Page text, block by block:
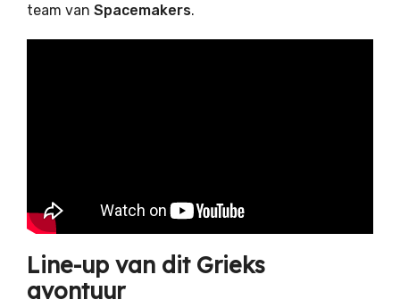
team van Spacemakers.
Line-up van dit Grieks
avontuur